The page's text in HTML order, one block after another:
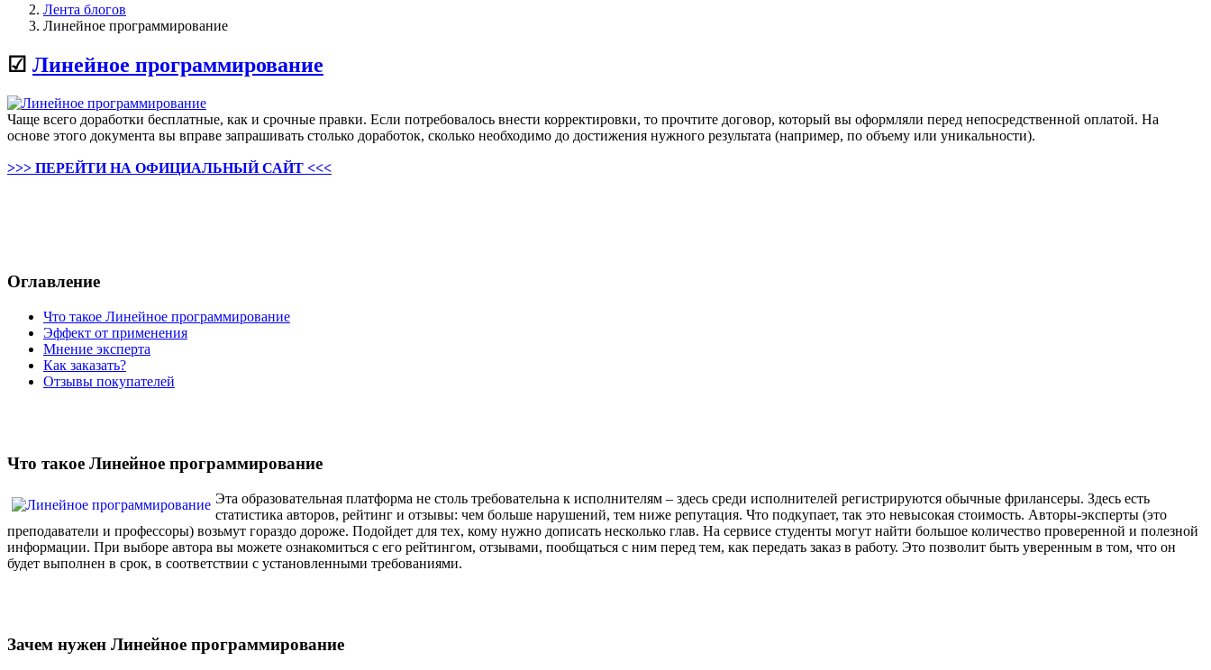
Лента блогов
Линейное программирование
☑ Линейное программирование
Чаще всего доработки бесплатные, как и срочные правки. Если потребовалось внести корректировки, то прочтите договор, который вы оформляли перед непосредственной оплатой. На
основе этого документа вы вправе запрашивать столько доработок, сколько необходимо до достижения нужного результата (например, по объему или уникальности).
>>> ПЕРЕЙТИ НА ОФИЦИАЛЬНЫЙ САЙТ <<<
Оглавление
Что такое Линейное программирование
Эффект от применения
Мнение эксперта
Как заказать?
Отзывы покупателей
Что такое Линейное программирование
Эта образовательная платформа не столь требовательна к исполнителям – здесь среди исполнителей регистрируются обычные фрилансеры. Здесь есть
статистика авторов, рейтинг и отзывы: чем больше нарушений, тем ниже репутация. Что подкупает, так это невысокая стоимость. Авторы-эксперты (это
преподаватели и профессоры) возьмут гораздо дороже. Подойдет для тех, кому нужно дописать несколько глав. На сервисе студенты могут найти большое количество проверенной и полезной
информации. При выборе автора вы можете ознакомиться с его рейтингом, отзывами, пообщаться с ним перед тем, как передать заказ в работу. Это позволит быть уверенным в том, что он
будет выполнен в срок, в соответствии с установленными требованиями.
Зачем нужен Линейное программирование